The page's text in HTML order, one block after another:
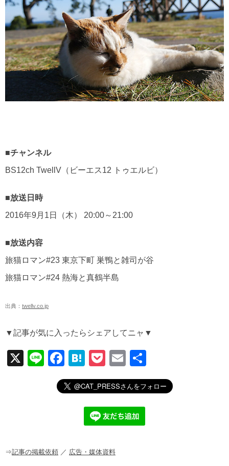
■チャンネル
BS12ch TwellV（ビーエス12 トゥエルビ）
■放送日時
2016年9月1日（木） 20:00～21:00
■放送内容
旅猫ロマン#23 東京下町 巣鴨と雑司が谷
旅猫ロマン#24 熱海と真鶴半島
出典： twellv.co.jp
▼記事が気に入ったらシェアしてニャ▼
X
Li
F
a
c
o
H
at
e
n
a
P
o
ck
et
E
m
ail
有
⇒記事の掲載依頼 ／ 広告・媒体資料